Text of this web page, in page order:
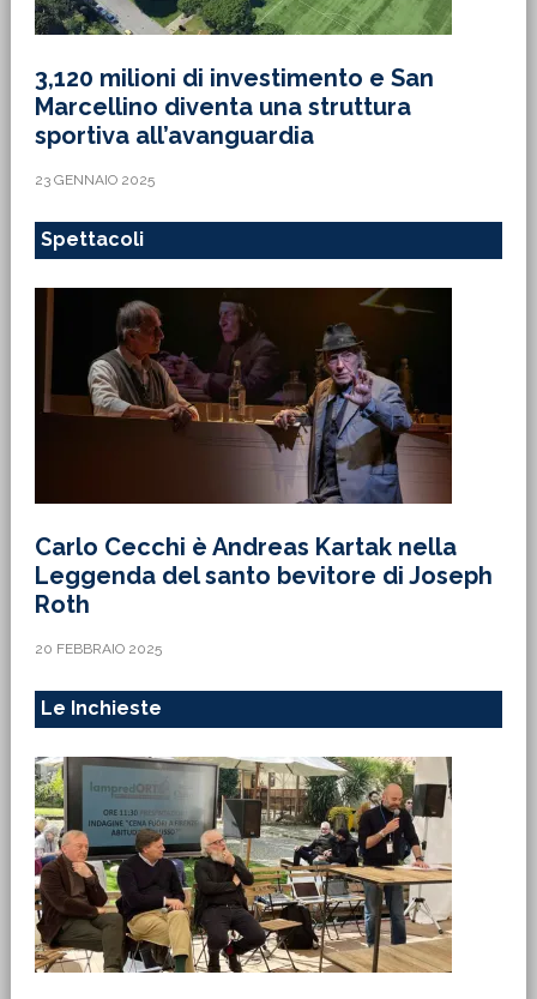
3,120 milioni di investimento e San
Marcellino diventa una struttura
sportiva all’avanguardia
23 GENNAIO 2025
Spettacoli
Carlo Cecchi è Andreas Kartak nella
Leggenda del santo bevitore di Joseph
Roth
20 FEBBRAIO 2025
Le Inchieste